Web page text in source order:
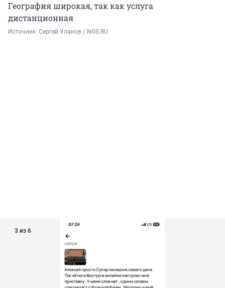
География широкая, так как услуга
дистанционная
Источник: Сергей Уланов / NGS.RU
3 из 6